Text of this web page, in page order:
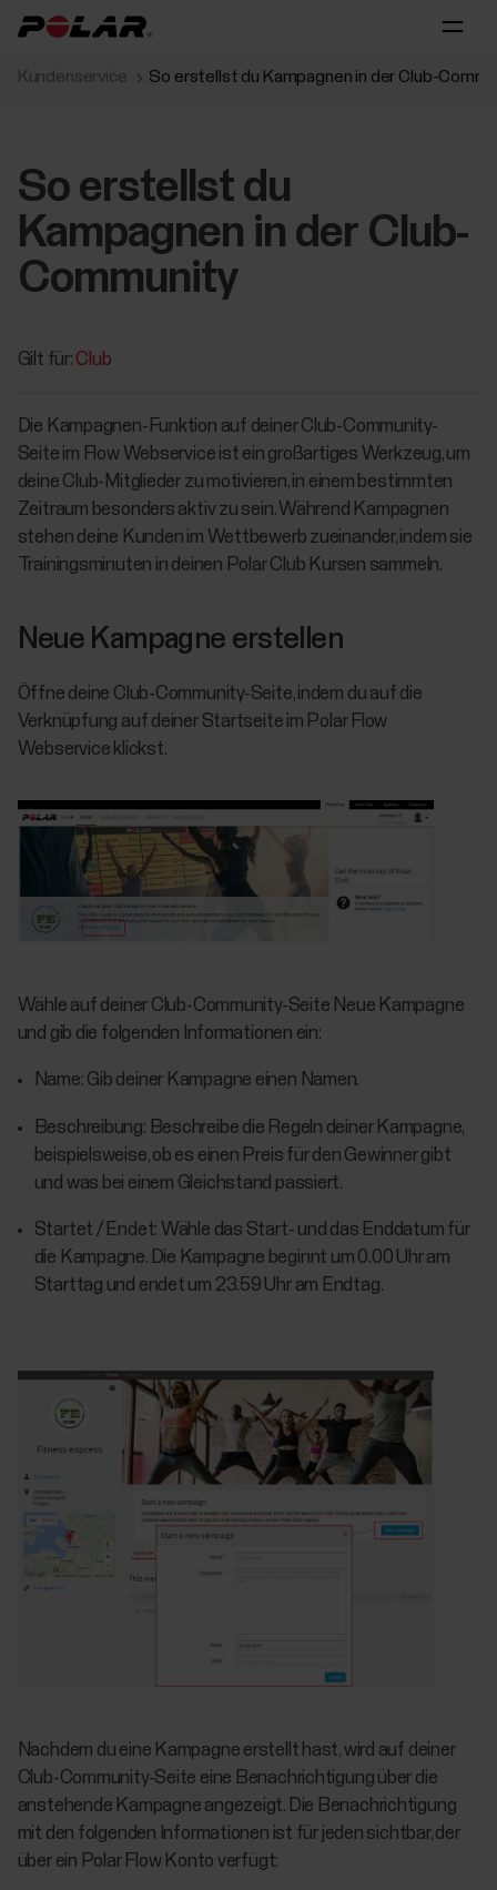
Kundenservice So erstellst du Kampagnen in der Club-
So erstellst du
Kampagnen in der Club-
Community
Gilt für: Club
Die Kampagnen-Funktion auf deiner Club-Community-
Seite im Flow Webservice ist ein großartiges Werkzeug, um
deine Club-Mitglieder zu motivieren, in einem bestimmten
Zeitraum besonders aktiv zu sein. Während Kampagnen
stehen deine Kunden im Wettbewerb zueinander, indem sie
Trainingsminuten in deinen Polar Club Kursen sammeln.
Neue Kampagne erstellen
Öffne deine Club-Community-Seite, indem du auf die
Verknüpfung auf deiner Startseite im Polar Flow
Webservice klickst.
Wähle auf deiner Club-Community-Seite Neue Kampagne
und gib die folgenden Informationen ein:
Name: Gib deiner Kampagne einen Namen.
Beschreibung: Beschreibe die Regeln deiner Kampagne,
beispielsweise, ob es einen Preis für den Gewinner gibt
und was bei einem Gleichstand passiert.
Startet / Endet: Wähle das Start- und das Enddatum für
die Kampagne. Die Kampagne beginnt um 0.00 Uhr am
Starttag und endet um 23.59 Uhr am Endtag.
Nachdem du eine Kampagne erstellt hast, wird auf deiner
Club-Community-Seite eine Benachrichtigung über die
anstehende Kampagne angezeigt. Die Benachrichtigung
mit den folgenden Informationen ist für jeden sichtbar, der
über ein Polar Flow Konto verfügt: